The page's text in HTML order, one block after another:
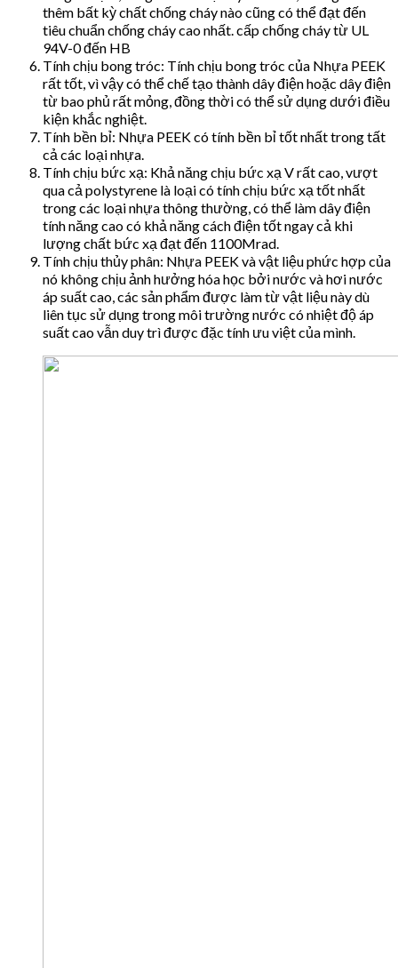
thêm bất kỳ chất chống cháy nào cũng có thể đạt đến
tiêu chuẩn chống cháy cao nhất. cấp chống cháy từ UL
94V-0 đến HB
Tính chịu bong tróc: Tính chịu bong tróc của Nhựa PEEK
rất tốt, vì vậy có thể chế tạo thành dây điện hoặc dây điện
từ bao phủ rất mỏng, đồng thời có thể sử dụng dưới điều
kiện khắc nghiệt.
Tính bền bỉ: Nhựa PEEK có tính bền bỉ tốt nhất trong tất
cả các loại nhựa.
Tính chịu bức xạ: Khả năng chịu bức xạ V rất cao, vượt
qua cả polystyrene là loại có tính chịu bức xạ tốt nhất
trong các loại nhựa thông thường, có thể làm dây điện
tính năng cao có khả năng cách điện tốt ngay cả khi
lượng chất bức xạ đạt đến 1100Mrad.
Tính chịu thủy phân: Nhựa PEEK và vật liệu phức hợp của
nó không chịu ảnh hưởng hóa học bởi nước và hơi nước
áp suất cao, các sản phẩm được làm từ vật liệu này dù
liên tục sử dụng trong môi trường nước có nhiệt độ áp
suất cao vẫn duy trì được đặc tính ưu việt của mình.